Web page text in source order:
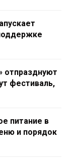
отпразднуют
фестиваль,
питание в
и порядок